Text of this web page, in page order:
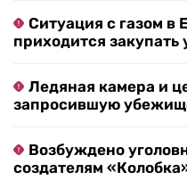
Ситуация с газом в
приходится закупать
Ледяная камера и
запросившую
Возбуждено
создателям